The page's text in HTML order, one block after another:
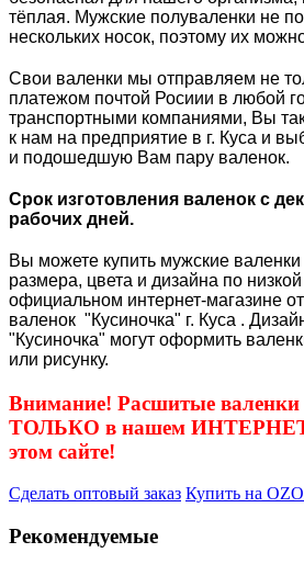
тёплая. Мужские полуваленки не
нескольких носок, поэтому их
Свои валенки мы отправляем не
платежом почтой Росиии в любой
транспортными компаниями, Вы
к нам на предприятие в г. Куса и
и подошедшую Вам пару валенок.
Срок изготовления валенок с
рабочих дней.
Вы можете купить мужские
размера, цвета и дизайна по
официальном интернет-магазине
валенок "Кусиночка" г. Куса .
"Кусиночка" могут оформить
или рисунку.
Внимание! Расшитые
ТОЛЬКО в нашем
этом сайте!
Сделать оптовый заказ Купить на
Рекомендуемые